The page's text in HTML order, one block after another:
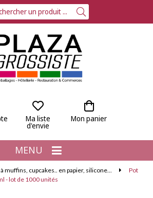
Mon panier
Ma liste
d'envie
MENU
muffins, cupcakes.. en papier, silicone...
Pot
- lot de 1000 unités